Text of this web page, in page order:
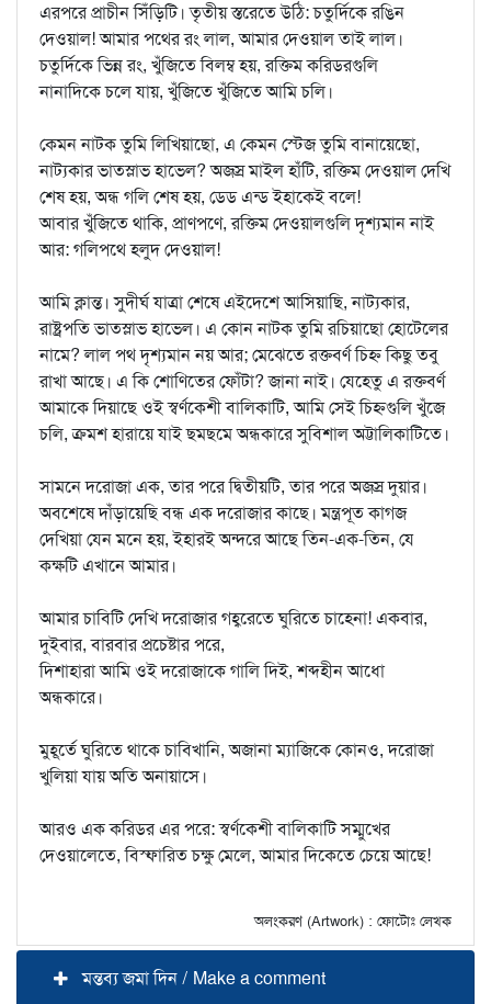
এরপরে প্রাচীন সিঁড়িটি। তৃতীয় স্তরেতে উঠি: চতুর্দিকে রঙিন
দেওয়াল! আমার পথের রং লাল, আমার দেওয়াল তাই লাল।
চতুর্দিকে ভিন্ন রং, খুঁজিতে বিলম্ব হয়, রক্তিম করিডরগুলি
নানাদিকে চলে যায়, খুঁজিতে খুঁজিতে আমি চলি।
কেমন নাটক তুমি লিখিয়াছো, এ কেমন স্টেজ তুমি বানায়েছো,
নাট্যকার ভাতস্লাভ হাভেল? অজস্র মাইল হাঁটি, রক্তিম দেওয়াল দেখি
শেষ হয়, অন্ধ গলি শেষ হয়, ডেড এন্ড ইহাকেই বলে!
আবার খুঁজিতে থাকি, প্রাণপণে, রক্তিম দেওয়ালগুলি দৃশ্যমান নাই
আর: গলিপথে হলুদ দেওয়াল!
আমি ক্লান্ত। সুদীর্ঘ যাত্রা শেষে এইদেশে আসিয়াছি, নাট্যকার,
রাষ্ট্রপতি ভাতস্লাভ হাভেল। এ কোন নাটক তুমি রচিয়াছো হোটেলের
নামে? লাল পথ দৃশ্যমান নয় আর; মেঝেতে রক্তবর্ণ চিহ্ন কিছু তবু
রাখা আছে। এ কি শোণিতের ফোঁটা? জানা নাই। যেহেতু এ রক্তবর্ণ
আমাকে দিয়াছে ওই স্বর্ণকেশী বালিকাটি, আমি সেই চিহ্নগুলি খুঁজে
চলি, ক্রমশ হারায়ে যাই ছমছমে অন্ধকারে সুবিশাল অট্টালিকাটিতে।
সামনে দরোজা এক, তার পরে দ্বিতীয়টি, তার পরে অজস্র দুয়ার।
অবশেষে দাঁড়ায়েছি বন্ধ এক দরোজার কাছে। মন্ত্রপূত কাগজ
দেখিয়া যেন মনে হয়, ইহারই অন্দরে আছে তিন-এক-তিন, যে
কক্ষটি এখানে আমার।
আমার চাবিটি দেখি দরোজার গহ্বরেতে ঘুরিতে চাহেনা! একবার,
দুইবার, বারবার প্রচেষ্টার পরে,
দিশাহারা আমি ওই দরোজাকে গালি দিই, শব্দহীন আধো
অন্ধকারে।
মুহূর্তে ঘুরিতে থাকে চাবিখানি, অজানা ম্যাজিকে কোনও, দরোজা
খুলিয়া যায় অতি অনায়াসে।
আরও এক করিডর এর পরে: স্বর্ণকেশী বালিকাটি সম্মুখের
দেওয়ালেতে, বিস্ফারিত চক্ষু মেলে, আমার দিকেতে চেয়ে আছে!
অলংকরণ (Artwork) : ফোটোঃ লেখক
মন্তব্য জমা দিন / Make a comment